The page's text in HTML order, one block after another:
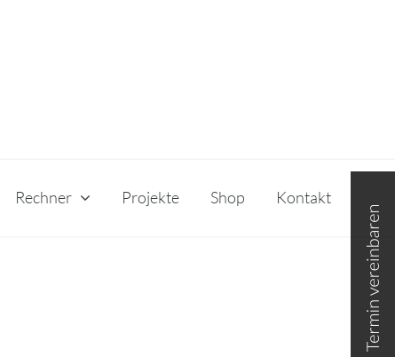
Rechner Projekte Shop Kontakt
Area